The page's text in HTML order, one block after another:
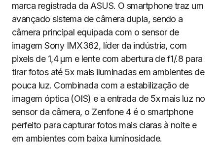
marca registrada da ASUS. O smartphone traz um
avançado sistema de câmera dupla, sendo a
câmera principal equipada com o sensor de
imagem Sony IMX362, líder da indústria, com
pixels de 1,4 μm e lente com abertura de f1/.8 para
tirar fotos até 5x mais iluminadas em ambientes de
pouca luz. Combinada com a estabilização de
imagem óptica (OIS) e a entrada de 5x mais luz no
sensor da câmera, o Zenfone 4 é o smartphone
perfeito para capturar fotos mais claras à noite e
em ambientes com baixa luminosidade.